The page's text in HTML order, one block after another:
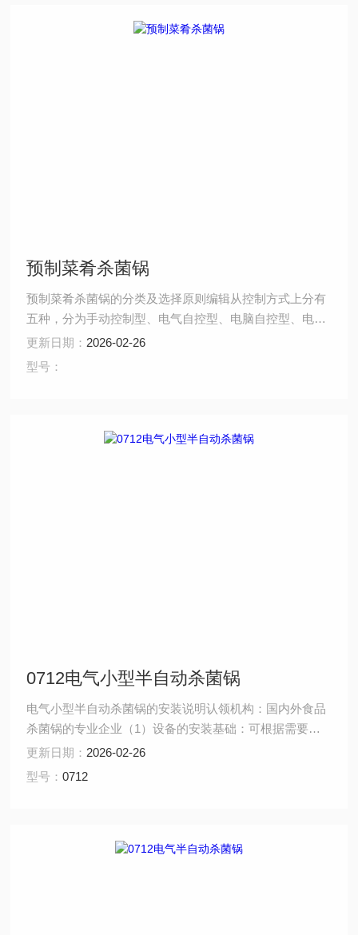
预制菜肴杀菌锅
预制菜肴杀菌锅的分类及选择原则编辑从控制方式上分有
五种，分为手动控制型、电气自控型、电脑自控型、电脑
半自动控制型、电脑全自动控制型（远程控制型）等五
种。
更新日期： 2026-02-26
型号：
0712电气小型半自动杀菌锅
电气小型半自动杀菌锅的安装说明认领机构：国内外食品
杀菌锅的专业企业（1）设备的安装基础：可根据需要适
当降低安装地面，使轨车和高度和地面平衡，便于推车推
进锅内。 （2）按图纸所示在锅上装妥安全阀，设备出厂
更新日期： 2026-02-26
型号：0712